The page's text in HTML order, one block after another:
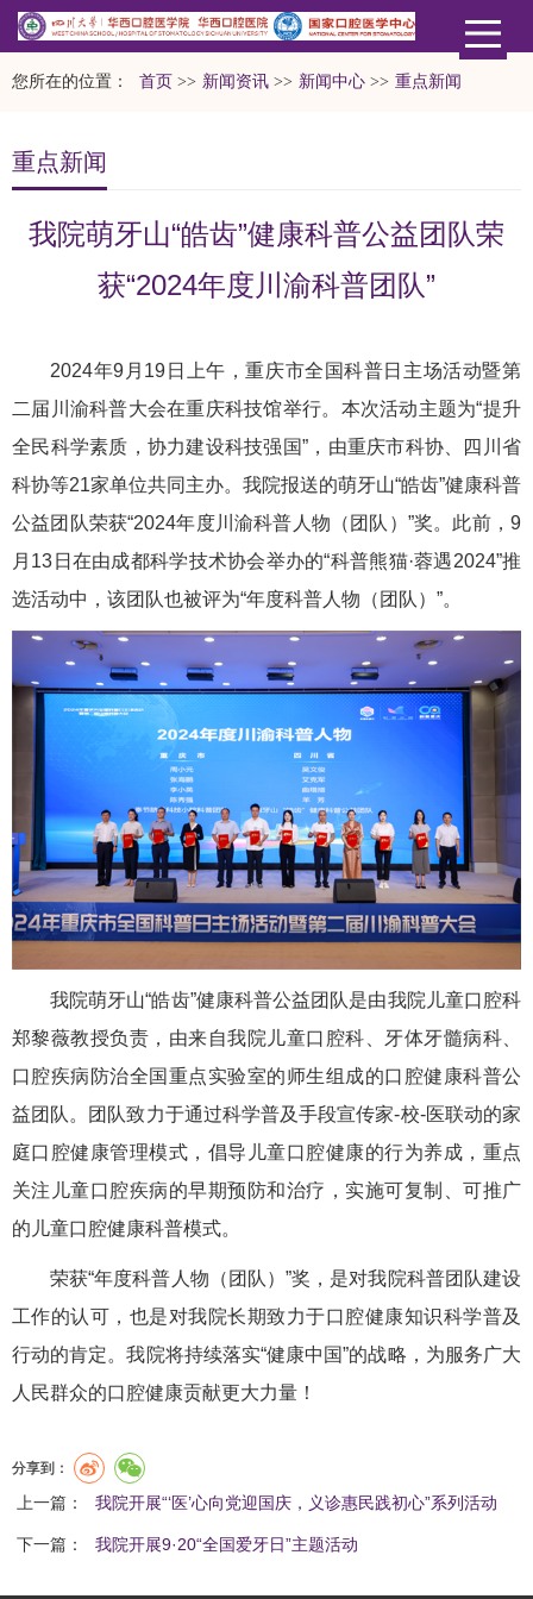
您所在的位置： 首页 >> 新闻资讯 >> 新闻中心 >> 重点新闻
重点新闻
我院萌牙山“皓齿”健康科普公益团队荣
获“2024年度川渝科普团队”
2024年9月19日上午，重庆市全国科普日主场活动暨第
二届川渝科普大会在重庆科技馆举行。本次活动主题为“提升
全民科学素质，协力建设科技强国”，由重庆市科协、四川省
科协等21家单位共同主办。我院报送的萌牙山“皓齿”健康科普
公益团队荣获“2024年度川渝科普人物（团队）”奖。此前，9
月13日在由成都科学技术协会举办的“科普熊猫·蓉遇2024”推
选活动中，该团队也被评为“年度科普人物（团队）”。
我院萌牙山“皓齿”健康科普公益团队是由我院儿童口腔科
郑黎薇教授负责，由来自我院儿童口腔科、牙体牙髓病科、
口腔疾病防治全国重点实验室的师生组成的口腔健康科普公
益团队。团队致力于通过科学普及手段宣传家-校-医联动的家
庭口腔健康管理模式，倡导儿童口腔健康的行为养成，重点
关注儿童口腔疾病的早期预防和治疗，实施可复制、可推广
的儿童口腔健康科普模式。
荣获“年度科普人物（团队）”奖，是对我院科普团队建设
工作的认可，也是对我院长期致力于口腔健康知识科学普及
行动的肯定。我院将持续落实“健康中国”的战略，为服务广大
人民群众的口腔健康贡献更大力量！
分享到：
上一篇： 我院开展“‘医’心向党迎国庆，义诊惠民践初心”系列活动
下一篇： 我院开展9·20“全国爱牙日”主题活动